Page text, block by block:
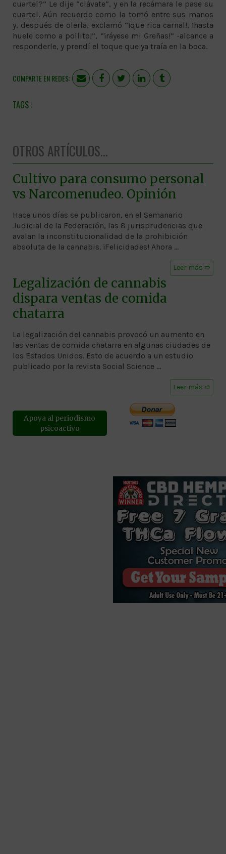
cuartel?” Le dije “clávate”, y en la recámara le pase su
cuartel. Aún recuerdo como la tomó entre sus manos
y, después de olerla, exclamó “¡que rica carnal!, ¡hasta
huele como a pollito!”, “¡ráyese mi Greñas!” -alcance a
responderle, y prendí el toque que ya traía en la boca.
COMPARTE EN REDES:
OTROS ARTÍCULOS...
Cultivo para consumo personal
vs Narcomenudeo. Opinión
Hace unos días se publicaron, en el Semanario
Judicial de la Federación, las 8 jurisprudencias que
avalan la inconstitucionalidad de la prohibición
absoluta de la cannabis. ¡Felicidades! Ahora …
Leer más ➱
Legalización de cannabis
dispara ventas de comida
chatarra
La legalización del cannabis provocó un aumento en
las ventas de comida chatarra en algunas ciudades de
los Estados Unidos. Esto de acuerdo a un estudio
publicado por la revista Social Science …
Leer más ➱
Apoya al periodismo
psicoactivo